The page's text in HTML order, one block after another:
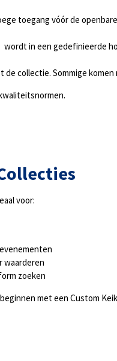
toegang vóór de
wordt in een gedefinieerde
de collectie. Sommige
voor:
waarderen
zoeken
met een Custom